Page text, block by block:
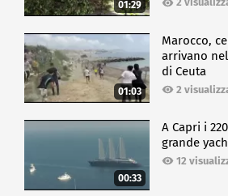
01:29
01:03
Marocco,
arrivano
di Ceuta
2
00:33
A Capri i
grande
12